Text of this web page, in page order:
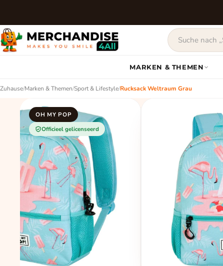
MARKEN & THEMEN
Zuhause/Marken & Themen/Sport & Lifestyle/Rucksack Weltraum Grau
OH MY POP
Officieel gelicenseerd